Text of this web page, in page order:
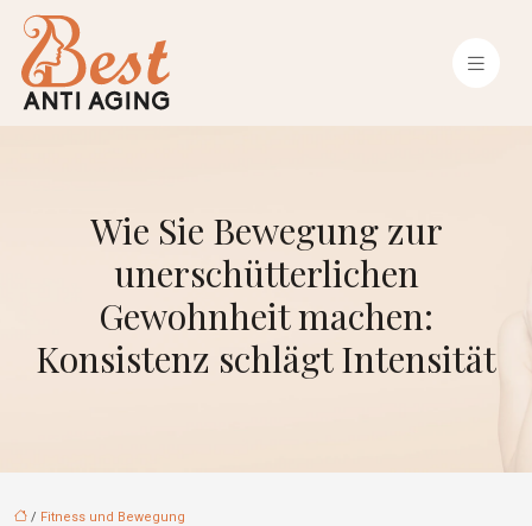
Wie Sie Bewegung zur
unerschütterlichen
Gewohnheit machen:
Konsistenz schlägt Intensität
/ Fitness und Bewegung